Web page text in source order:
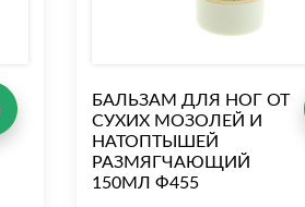
БАЛЬЗАМ ДЛЯ НОГ ОТ
СУХИХ МОЗОЛЕЙ И
НАТОПТЫШЕЙ
РАЗМЯГЧАЮЩИЙ
150МЛ Ф455